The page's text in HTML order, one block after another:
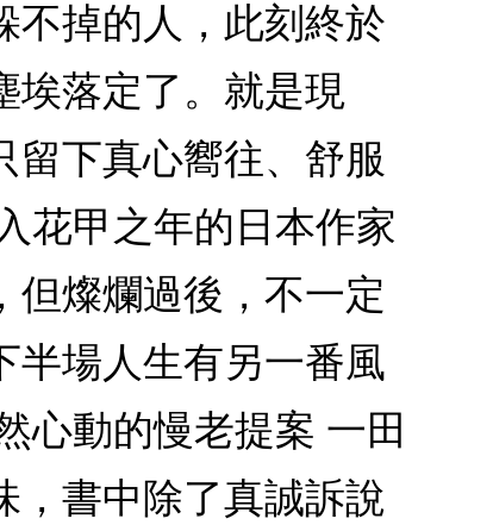
不掉的人，此刻終於
埃落定了。就是現
留下真心嚮往、舒服
花甲之年的日本作家
但燦爛過後，不一定
半場人生有另一番風
心動的慢老提案 一田
，書中除了真誠訴說